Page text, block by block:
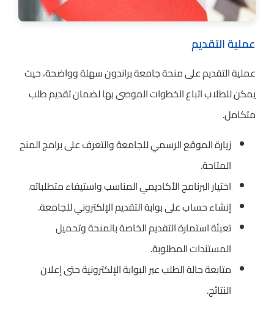
عملية التقديم
عملية التقديم على منحة جامعة براندون سهلة وواضحة، حيث
يمكن للطلاب اتباع الخطوات الموصى بها لضمان تقديم طلب
متكامل.
زيارة الموقع الرسمي للجامعة والتعرف على برامج المنح
المتاحة.
اختيار البرنامج الأكاديمي المناسب واستيفاء متطلباته.
إنشاء حساب على بوابة التقديم الإلكتروني للجامعة.
تعبئة استمارة التقديم الخاصة بالمنحة وتحميل
المستندات المطلوبة.
متابعة حالة الطلب عبر البوابة الإلكترونية حتى إعلان
النتائج.